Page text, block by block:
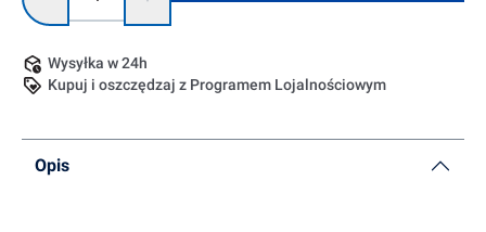
Wysyłka w 24h
Kupuj i oszczędzaj z Programem Lojalnościowym
Opis